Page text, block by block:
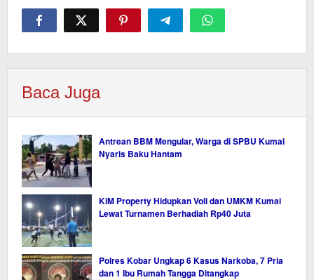
Baca Juga
Antrean BBM Mengular, Warga di SPBU Kumai
Nyaris Baku Hantam
KiM Property Hidupkan Voli dan UMKM Kumai
Lewat Turnamen Berhadiah Rp40 Juta
Polres Kobar Ungkap 6 Kasus Narkoba, 7 Pria
dan 1 Ibu Rumah Tangga Ditangkap